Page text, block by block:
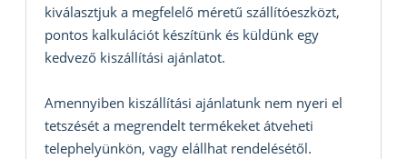
kiválasztjuk a megfelelő méretű szállítóeszközt,
pontos kalkulációt készítünk és küldünk egy
kedvező kiszállítási ajánlatot.
Amennyiben kiszállítási ajánlatunk nem nyeri el
tetszését a megrendelt termékeket átveheti
telephelyünkön, vagy elállhat rendelésétől.